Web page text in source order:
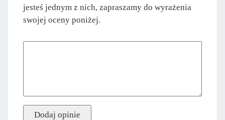
jesteś jednym z nich, zapraszamy do wyrażenia
swojej oceny poniżej.